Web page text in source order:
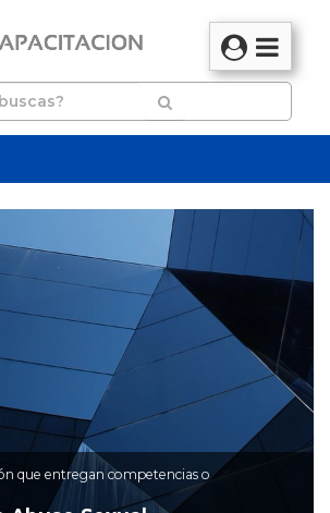
que entregan competencias o